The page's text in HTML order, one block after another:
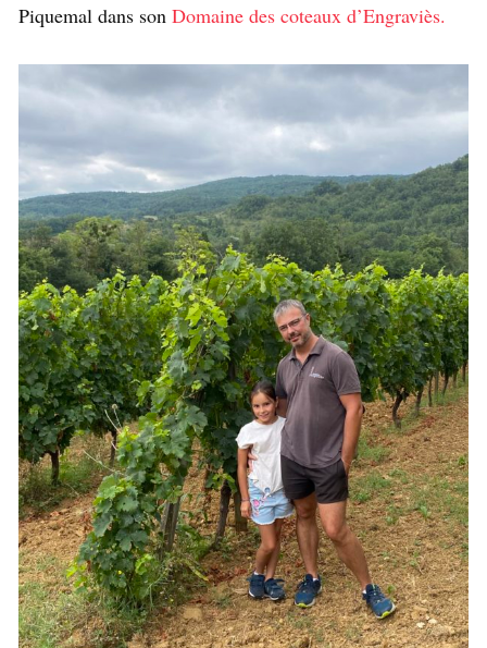
Piquemal dans son Domaine des coteaux d’Engraviès.